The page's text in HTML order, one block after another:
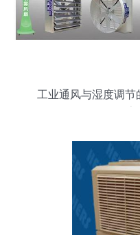
工业通风与湿度调